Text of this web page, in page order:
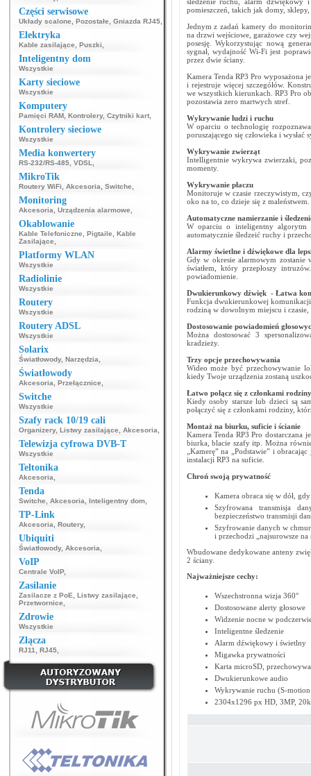
Części serwisowe
Układy scalone Pozostałe Gniazda RJ45
Elektryka
Kable zasilające Puszki
Inteligentny dom
Wszystkie
Karty sieciowe
Wszystkie
Komputery
Pamięci RAM Kontrolery, Czytniki kart
Kontrolery sieciowe
Wszystkie
Media konwertery
RS-232/RS-485 VDSL
MikroTik
Routery WiFi Akcesoria Switche
Monitoring
Akcesoria Urządzenia alarmowe
Okablowanie
Kable Telefoniczne Pigtaile
Kable
Zasilające
Platformy WLAN
Wszystkie
Radiolinie
Wszystkie
Routery
Wszystkie
Routery ADSL
Wszystkie
Solarix
Światłowody, Narzędzia
Światłowody
Akcesoria Przełącznice
Switche
Wszystkie
Szafy rack 10/19 cali
Organizery, Listwy zasilające Akcesoria
Telewizja cyfrowa DVB-T
Wszystkie
Teltonika
Akcesoria
Tenda
Switche Akcesoria Inteligentny dom
TP-Link
Akcesoria Routery,
Ubiquiti
Światłowody, Akcesoria
VoIP
Centrale VoIP,
Zasilanie
Zasilacze z PoE Listwy zasilające
Przetwornice
Zdrowie
Wszystkie
Złącza
RJ11 RJ45
pomieszczeń, takich jak domy,
Jednym z zadań kamery do
na drzwi wejściowe, garażowe czy
posesję. Wykorzystując nową
sygnał, wydajność Wi-Fi jest
przez dwie ściany.
Kamera Tenda RP3 Pro
i rejestruje więcej szczegółów.
we wszystkich kierunkach. RP3 Pro
pozostawia zero martwych stref.
Wykrywanie ludzi i ruchu
W oparciu o technologię
poruszającego się człowieka i wysłać
Wykrywanie zwierząt
Intelligentnie wykrywa zwierzaki,
momenty.
Wykrywanie płaczu
Monitoruje w czasie rzeczywistym,
oko na to, co dzieje się z maleństwem.
Automatyczne namierzanie i
W oparciu o inteligentny algorytm
automatycznie śledzeić ruchy i
Alarmy świetlne i dźwiękowe dla
Gdy w okresie alarmowym zostanie
światłem, który przepłoszy
powiadomienie.
Dwukierunkowy dźwięk - Łatwa
Funkcja dwukierunkowej
rodziną w dowolnym miejscu i czasie,
Dostosowanie powiadomień
Można dostosować 3
kradzieży.
Trzy opcje przechowywania
Wideo może być przechowywanie
kiedy Twoje urządzenia zostaną
Łatwo połącz się z członkami
Kiedy osoby starsze lub dzieci są
połączyć się z członkami rodziny,
Montaż na biurku, suficie i ścianie
Kamera Tenda RP3 Pro dostarczana
biurka, blacie szafy itp. Można
„Kamerę” na „Podstawie” i
instalacji RP3 na suficie.
Chroń swoją prywatność
Kamera obraca się w dół,
Szyfrowana transmisja
bezpieczeństwo transmisji
Szyfrowanie danych w
i przechodzi „najsurowsze na
Wbudowane dedykowane anteny
2 ściany.
Najważniejsze cechy:
Wszechstronna wizja 360°
Dostosowane alerty głosowe
Widzenie nocne w
Inteligentne śledzenie
Alarm dźwiękowy i świetlny
Migawka prywatności
Karta microSD,
Dwukierunkowe audio
Wykrywanie ruchu (S-
2304x1296 px HD, 3MP,